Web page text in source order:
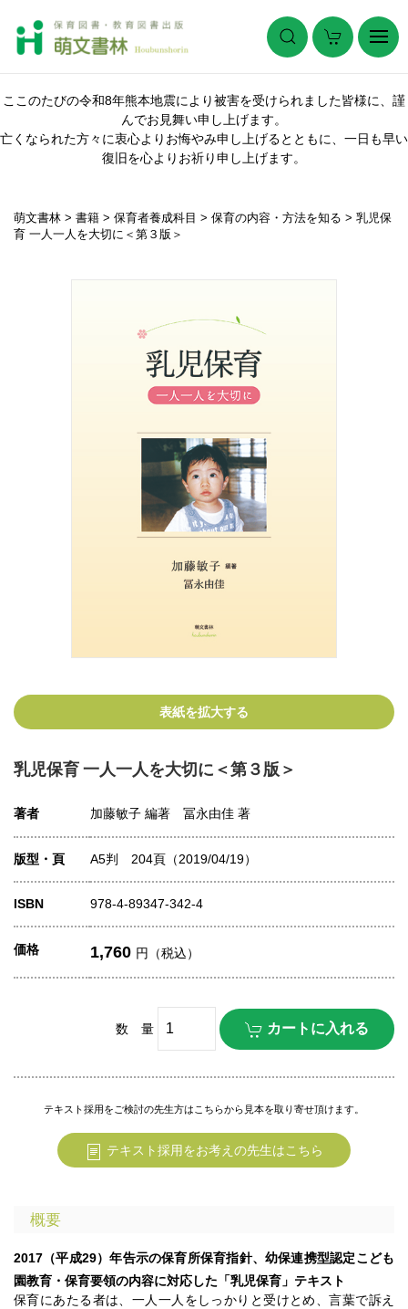
ここのたびの令和8年熊本地震により被害を受けられました皆様に、謹
んでお見舞い申し上げます。
亡くなられた方々に衷心よりお悔やみ申し上げるとともに、一日も早い
復旧を心よりお祈り申し上げます。
萌文書林 > 書籍 > 保育者養成科目 > 保育の内容・方法を知る > 乳児保
育 一人一人を大切に＜第３版＞
表紙を拡大する
乳児保育 一人一人を大切に＜第３版＞
著者 加藤敏子 編著 冨永由佳 著
版型・頁 A5判 204頁（2019/04/19）
ISBN 978-4-89347-342-4
価格 1,760 円（税込）
数 量
テキスト採用をご検討の先生方はこちらから見本を取り寄せ頂けます。
テキスト採用をお考えの先生はこちら
概要
2017（平成29）年告示の保育所保育指針、幼保連携型認定こども
園教育・保育要領の内容に対応した「乳児保育」テキスト
保育にあたる者は、一人一人をしっかりと受けとめ、言葉で訴え